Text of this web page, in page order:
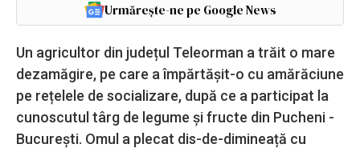
Urmărește-ne pe Google News
Un agricultor din județul Teleorman a trăit o mare
dezamăgire, pe care a împărtășit-o cu amărăciune
pe rețelele de socializare, după ce a participat la
cunoscutul târg de legume și fructe din Pucheni -
București. Omul a plecat dis-de-dimineață cu